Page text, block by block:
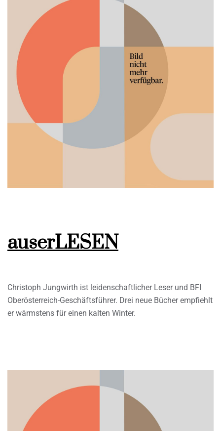
auserLESEN
Christoph Jungwirth ist leidenschaftlicher Leser und BFI
Oberösterreich-Geschäftsführer. Drei neue Bücher empfiehlt
er wärmstens für einen kalten Winter.